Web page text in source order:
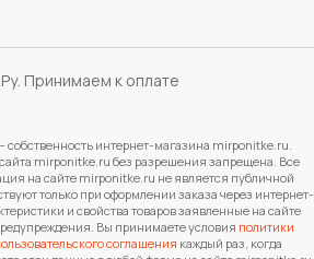
Принимаем к оплате
собственность интернет-магазина mirponitke.ru.
mirponitke.ru без разрешения запрещена. Все
на сайте mirponitke.ru не является публичной
только при оформлении заказа через интернет-
и свойства товаров заявленные на сайте
Вы принимаете условия политики
соглашения каждый раз, когда